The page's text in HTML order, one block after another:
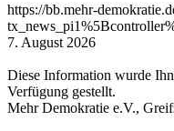
https://bb.mehr-
7. August 2026
Diese Information wurde
Verfügung gestellt.
Mehr Demokratie e.V.,